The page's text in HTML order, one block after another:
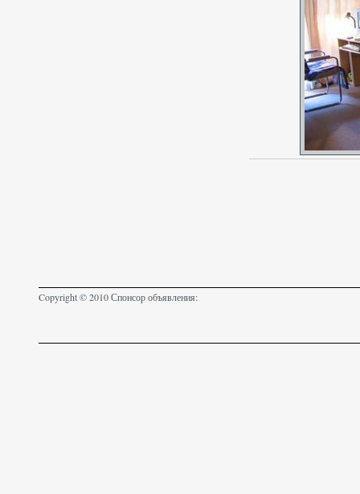
Copyright © 2010 Спонсор объявления: